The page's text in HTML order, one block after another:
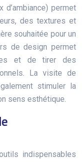
d’ambiance) permet
des textures et
souhaitée pour un
de design permet
et de tirer des
La visite de
stimuler la
sens esthétique.
indispensables